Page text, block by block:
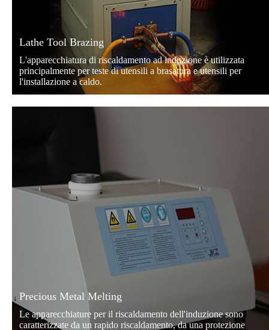
Lathe Tool Brazing
L'apparecchiatura di riscaldamento ad induzione è utilizzata
principalmente per teste di utensili a brasatura e utensili per
l'installazione a caldo.
Precious Metal Melting
Le apparecchiature per il riscaldamento dell'induzione sono
caratterizzate da un rapido riscaldamento, da una protezione